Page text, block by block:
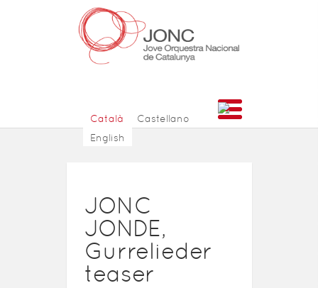
Català
Castellano
English
JONC
JONDE,
Gurrelieder
teaser